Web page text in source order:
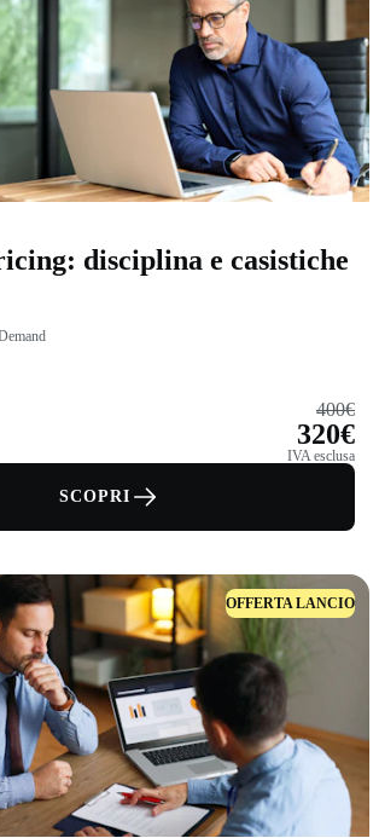
disciplina e casistiche
400€
320€
IVA esclusa
SCOPRI
OFFERTA LANCIO